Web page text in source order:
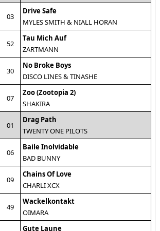
03
Drive Safe
MYLES SMITH & NIALL HORAN
52
Tau Mich Auf
ZARTMANN
30
No Broke Boys
DISCO LINES & TINASHE
07
Zoo (Zootopia 2)
SHAKIRA
01
Drag Path
TWENTY ONE PILOTS
06
Baile Inolvidable
BAD BUNNY
09
Chains Of Love
CHARLI XCX
49
Wackelkontakt
OIMARA
Gute Laune